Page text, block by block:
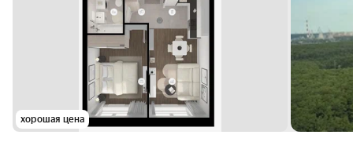
хорошая цена